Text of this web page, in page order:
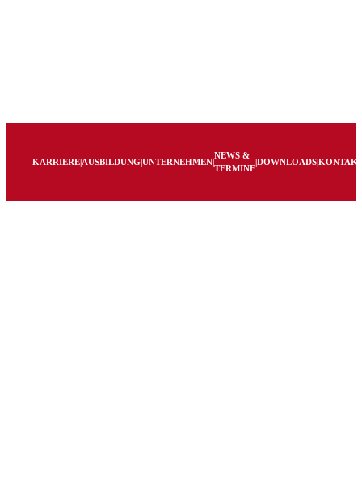
KARRIERE|AUSBILDUNG|UNTERNEHMEN|
NEWS &
TERMINE
|DOWNLOADS|